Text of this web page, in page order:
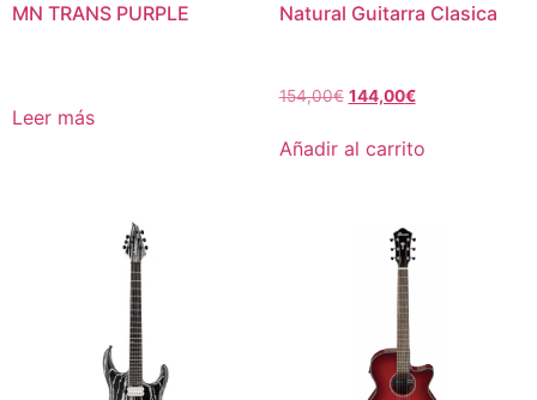
MN TRANS PURPLE
Leer más
Natural Guitarra Clasica
154,00€ 144,00€
Añadir al carrito